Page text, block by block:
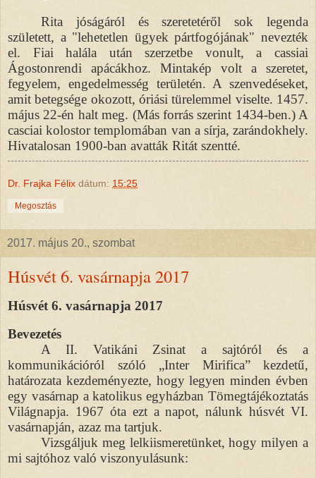
Rita jóságáról és szeretetéről sok legenda
született, a "lehetetlen ügyek pártfogójának" nevezték
el. Fiai halála után szerzetbe vonult, a cassiai
Ágostonrendi apácákhoz. Mintakép volt a szeretet,
fegyelem, engedelmesség területén. A szenvedéseket,
amit betegsége okozott, óriási türelemmel viselte. 1457.
május 22-én halt meg. (Más forrás szerint 1434-ben.) A
casciai kolostor templomában van a sírja, zarándokhely.
Hivatalosan 1900-ban avatták Ritát szentté.
Dr. Frajka Félix dátum: 15:25
Megosztás
2017. május 20., szombat
Húsvét 6. vasárnapja 2017
Húsvét 6. vasárnapja 2017
Bevezetés
A II. Vatikáni Zsinat a sajtóról és a
kommunikációról szóló „Inter Mirifica” kezdetű,
határozata kezdeményezte, hogy legyen minden évben
egy vasárnap a katolikus egyházban Tömegtájékoztatás
Világnapja. 1967 óta ezt a napot, nálunk húsvét VI.
vasárnapján, azaz ma tartjuk.
Vizsgáljuk meg lelkiismeretünket, hogy milyen a
mi sajtóhoz való viszonyulásunk: